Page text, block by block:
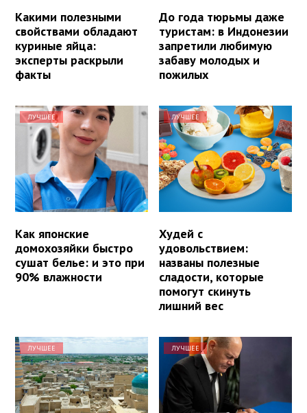
Какими полезными
свойствами обладают
куриные яйца:
эксперты раскрыли
факты
До года тюрьмы даже
туристам: в Индонезии
запретили любимую
забаву молодых и
пожилых
ЛУЧШЕЕ
Как японские
домохозяйки быстро
сушат белье: и это при
90% влажности
ЛУЧШЕЕ
Худей с
удовольствием:
названы полезные
сладости, которые
помогут скинуть
лишний вес
ЛУЧШЕЕ ЛУЧШЕЕ